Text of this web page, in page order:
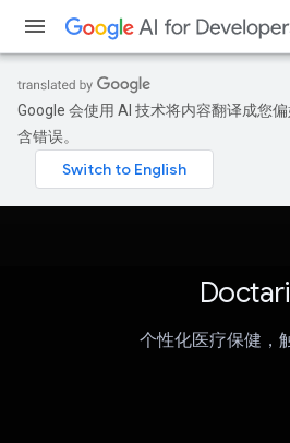
Google 会使用 AI 技术将内容翻译成您
含错误。
Doctari
个性化医疗保健，